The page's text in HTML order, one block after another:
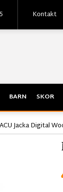
Kontakt
BARN SKOR
Jacka Digital